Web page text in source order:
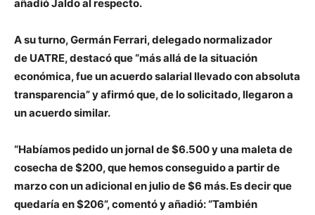
añadió Jaldo al respecto.
A su turno,Germán Ferrari, delegado normalizador
de UATRE, destacó que “más allá de la situación
económica, fue un acuerdo salarial llevado con absoluta
transparencia” y afirmó que, de lo solicitado, llegaron a
un acuerdo similar.
“Habíamos pedido un jornal de $6.500 y una maleta de
cosecha de $200, que hemos conseguido a partir de
marzo con un adicional en julio de $6 más. Es decir que
quedaría en $206”, comentó y añadió: “También